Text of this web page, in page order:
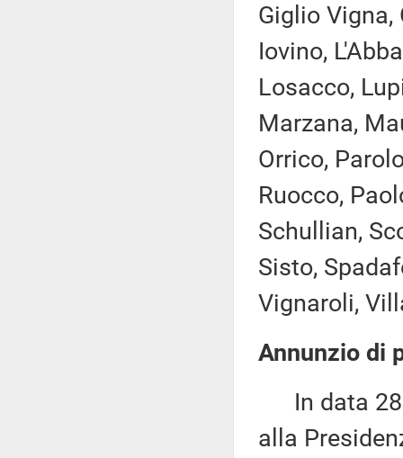
Giglio Vigna,
Iovino,
Losacco,
Marzana,
Orrico,
Ruocco,
Schullian,
Sisto,
Vignaroli,
Annunzio di
In data 28
alla